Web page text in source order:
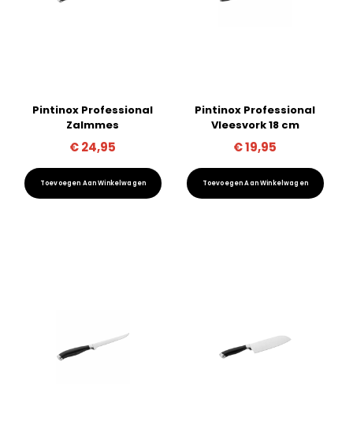
Pintinox Professional
Zalmmes
€24,95
Toevoegen Aan Winkelwagen
Pintinox Professional
Vleesvork 18 cm
€19,95
Toevoegen Aan Winkelwagen